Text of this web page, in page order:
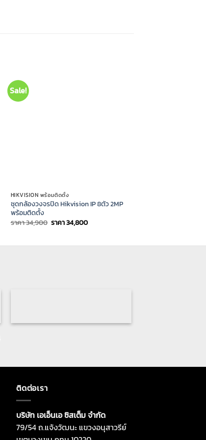
Sale!
HIKVISION พร้อมติดตั้ง
ชุดกล้องวงจรปิด Hikvision IP 8ตัว 2MP
พร้อมติดตั้ง
ราคา34,900 Original
ราคา34,800Current
ติดต่อเรา
บริษัท เอเอ็นเอ ซิสเต็ม จำกัด
79/54 ถ.แจ้งวัฒนะ แขวงอนุสาวรีย์